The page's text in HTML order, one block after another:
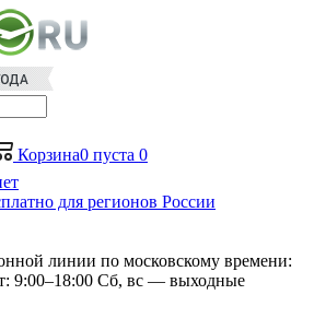
Корзина0 пуста 0
для регионов России
линии по московскому времени:
9:00–18:00 Сб, вс — выходные